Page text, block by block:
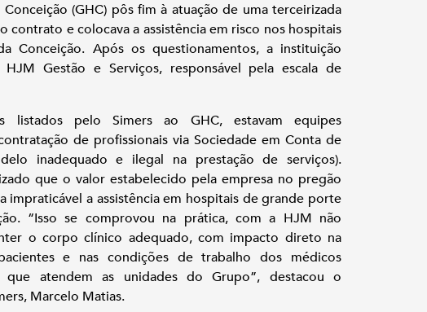
(GHC) pôs fim à atuação de uma terceirizada
contrato e colocava a assistência em risco nos hospitais
Conceição. Após os questionamentos, a instituição
Gestão e Serviços, responsável pela escala de
listados pelo Simers ao GHC, estavam equipes
de profissionais via Sociedade em Conta de
inadequado e ilegal na prestação de serviços).
que o valor estabelecido pela empresa no pregão
impraticável a assistência em hospitais de grande porte
“Isso se comprovou na prática, com a HJM não
o corpo clínico adequado, com impacto direto na
e nas condições de trabalho dos médicos
que atendem as unidades do Grupo”, destacou o
Marcelo Matias.